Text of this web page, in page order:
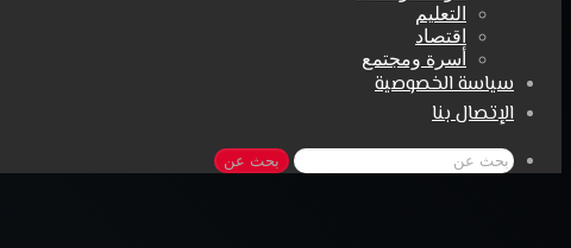
التعليم
اقتصاد
أسرة ومجتمع
سياسة الخصوصية
الإتصال بنا
بحث عن